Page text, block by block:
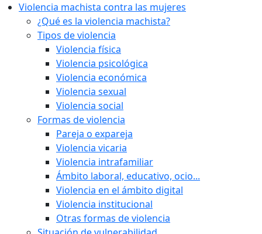
Violencia machista contra las mujeres
¿Qué es la violencia machista?
Tipos de violencia
Violencia física
Violencia psicológica
Violencia económica
Violencia sexual
Violencia social
Formas de violencia
Pareja o expareja
Violencia vicaria
Violencia intrafamiliar
Ámbito laboral, educativo, ocio...
Violencia en el ámbito digital
Violencia institucional
Otras formas de violencia